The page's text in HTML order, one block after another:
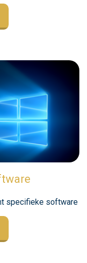
specifieke software